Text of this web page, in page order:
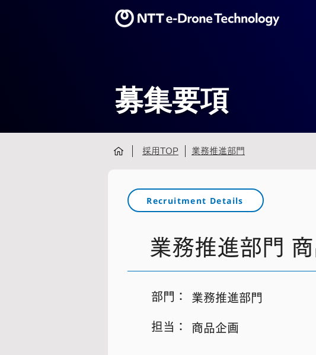
募集要項
採用TOP 業務推進部門
Recruitment Details
業務推進部門
​部門： 業務推進部門
​担当： 商品企画